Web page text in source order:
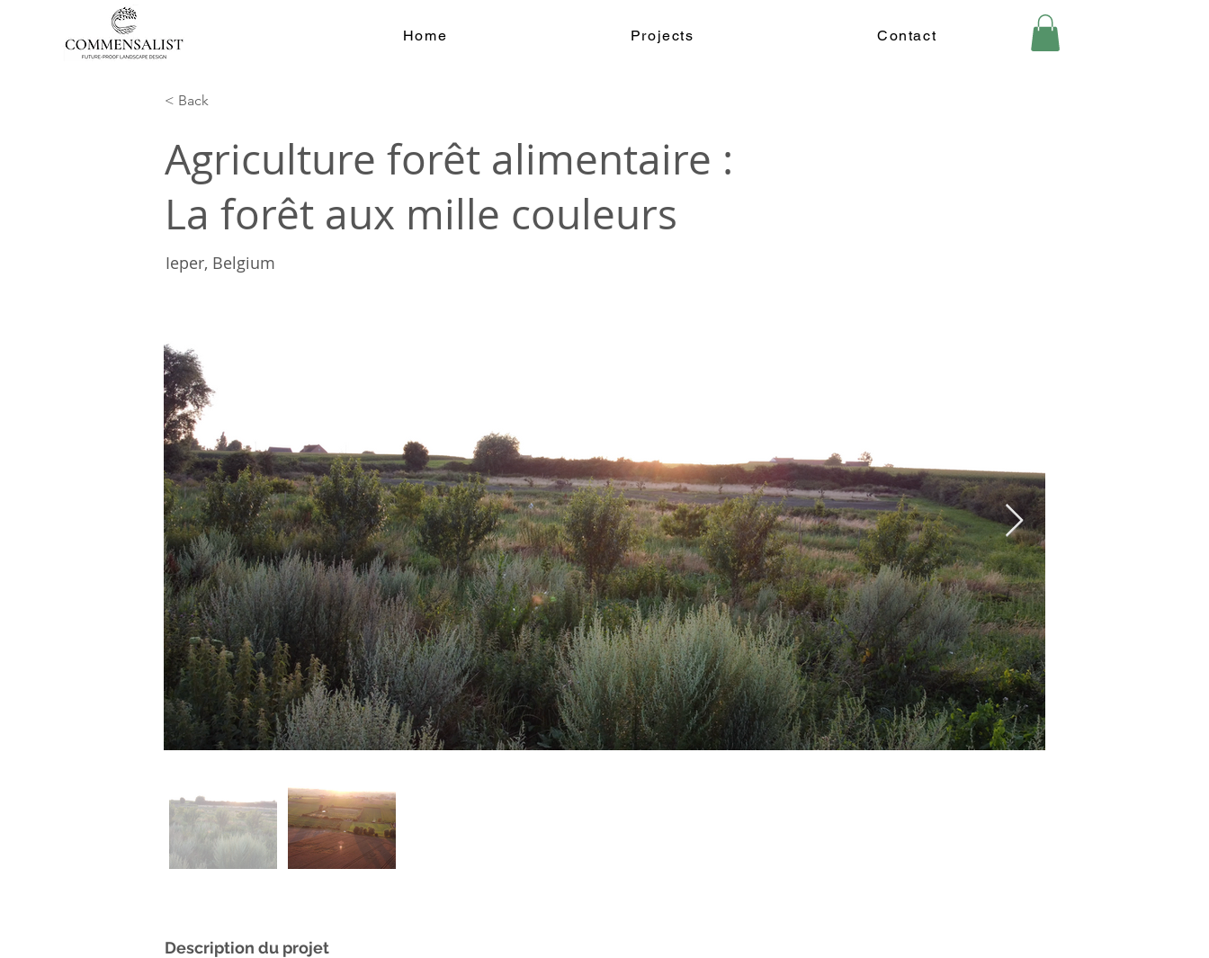
Home Projects Contact
< Back
Agriculture forêt alimentaire :
La forêt aux mille couleurs
Ieper, Belgium
Description du projet